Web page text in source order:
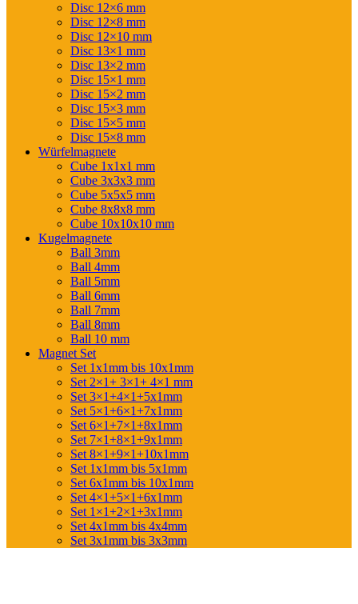
Disc 12×6 mm
Disc 12×8 mm
Disc 12×10 mm
Disc 13×1 mm
Disc 13×2 mm
Disc 15×1 mm
Disc 15×2 mm
Disc 15×3 mm
Disc 15×5 mm
Disc 15×8 mm
Würfelmagnete
Cube 1x1x1 mm
Cube 3x3x3 mm
Cube 5x5x5 mm
Cube 8x8x8 mm
Cube 10x10x10 mm
Kugelmagnete
Ball 3mm
Ball 4mm
Ball 5mm
Ball 6mm
Ball 7mm
Ball 8mm
Ball 10 mm
Magnet Set
Set 1x1mm bis 10x1mm
Set 2×1+ 3×1+ 4×1 mm
Set 3×1+4×1+5x1mm
Set 5×1+6×1+7x1mm
Set 6×1+7×1+8x1mm
Set 7×1+8×1+9x1mm
Set 8×1+9×1+10x1mm
Set 1x1mm bis 5x1mm
Set 6x1mm bis 10x1mm
Set 4×1+5×1+6x1mm
Set 1×1+2×1+3x1mm
Set 4x1mm bis 4x4mm
Set 3x1mm bis 3x3mm